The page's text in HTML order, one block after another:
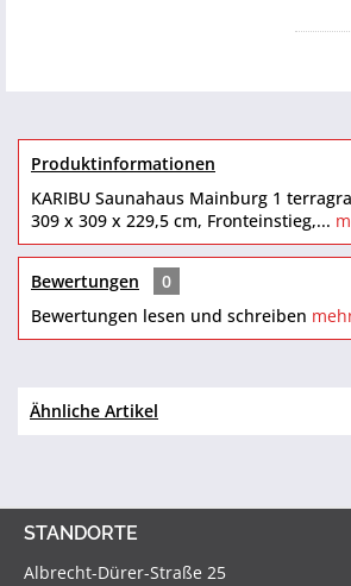
Produktinformationen
KARIBU Saunahaus Mainburg 1
309 x 309 x 229,5 cm, Fronteinstieg,...
Bewertungen
0
Bewertungen lesen und schreiben
Ähnliche Artikel
STANDORTE
Albrecht-Dürer-Straße 25